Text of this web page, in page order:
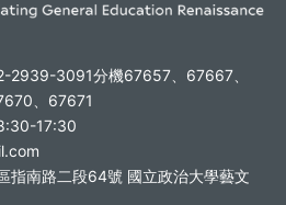
2939-3091分機67657、67667、
、67671
17:30
指南路二段64號 國立政治大學藝文